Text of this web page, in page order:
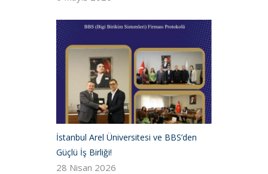
İstanbul Arel Üniversitesi ve BBS’den
Güçlü İş Birliği!
28 Nisan 2026